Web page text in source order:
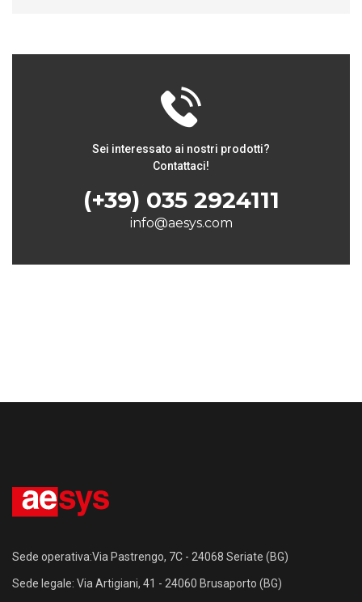
Sei interessato ai nostri prodotti?
Contattaci!
(+39) 035 2924111
info@aesys.com
Sede operativa:Via Pastrengo, 7C - 24068 Seriate (BG)
Sede legale: Via Artigiani, 41 - 24060 Brusaporto (BG)